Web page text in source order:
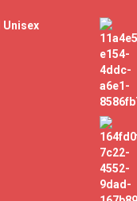
Unisex